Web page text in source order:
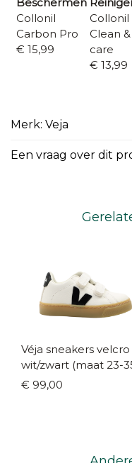
Collonil
Carbon Pro
€ 15,99
Collonil
Clean &
care
€ 13,99
Merk: Veja
Een vraag over dit
Véja sneakers velcro
wit/zwart (maat 23-
€ 99,00